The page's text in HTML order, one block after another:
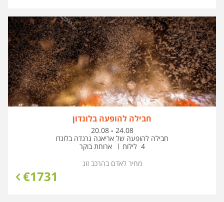
חבילה להופעה בלונדון
בין
התאריכים,
20.08 - 24.08
חבילה להופעה של אריאנה גרנדה בלונדו
4 לילות
ארוחת בוקר
€1731
מחיר לאדם בהרכבזוג